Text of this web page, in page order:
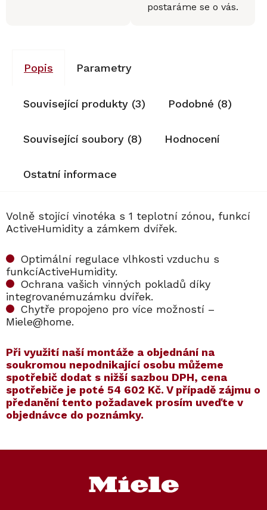
postaráme se o vás.
Popis Parametry
Související produkty (3) Podobné (8)
Související soubory (8) Hodnocení
Ostatní informace
Volně stojící vinotéka s 1 teplotní zónou, funkcí
ActiveHumidity a zámkem dvířek.
Optimální regulace vlhkosti vzduchu s
funkcíActiveHumidity.
Ochrana vašich vinných pokladů díky
integrovanémuzámku dvířek.
Chytře propojeno pro více možností –
Miele@home.
Při využití naší montáže a objednání na
soukromou nepodnikající osobu můžeme
spotřebič dodat s nižší sazbou DPH, cena
spotřebiče je poté 54 602 Kč. V případě zájmu o
předanění tento požadavek prosím uveďte v
objednávce do poznámky.